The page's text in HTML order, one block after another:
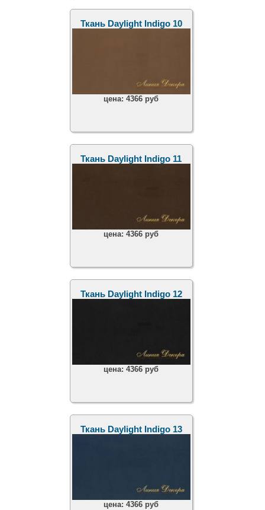
Ткань Daylight Indigo 10
цена:4366 руб
Ткань Daylight Indigo 11
цена:4366 руб
Ткань Daylight Indigo 12
цена:4366 руб
Ткань Daylight Indigo 13
цена:4366 руб